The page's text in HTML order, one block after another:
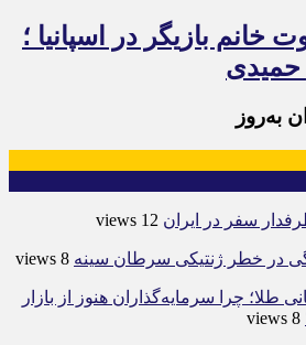
بازیگر در اسپانیا ؛
حمیدی
به‌روز
سفر در ایران 12 views
در خطر ژنتیکی سرطان سینه 8 views
چرا سرمایه‌گذاران هنوز از بازار
8 views